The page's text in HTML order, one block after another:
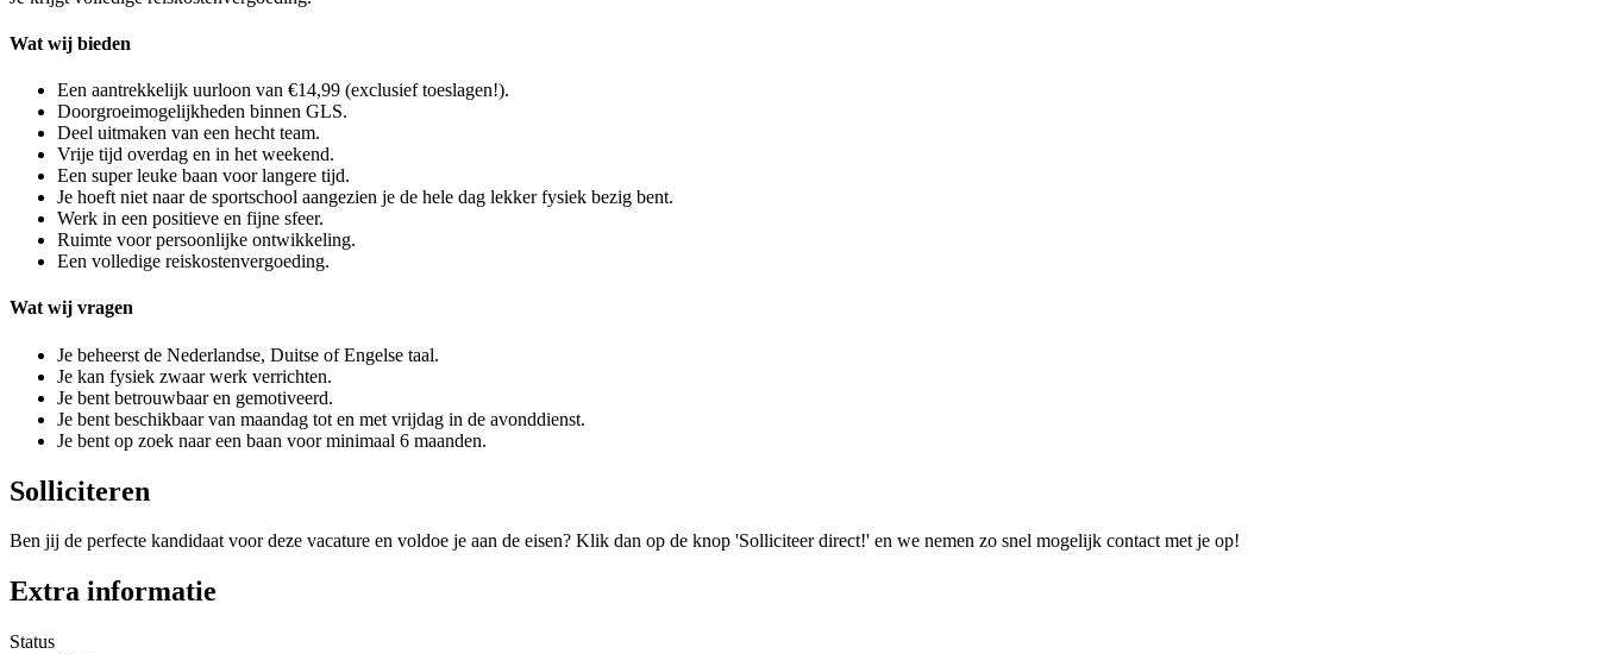
Wat wij bieden
Een aantrekkelijk uurloon van €14,99 (exclusief toeslagen!).
Doorgroeimogelijkheden binnen GLS.
Deel uitmaken van een hecht team.
Vrije tijd overdag en in het weekend.
Een super leuke baan voor langere tijd.
Je hoeft niet naar de sportschool aangezien je de hele dag lekker fysiek bezig bent.
Werk in een positieve en fijne sfeer.
Ruimte voor persoonlijke ontwikkeling.
Een volledige reiskostenvergoeding.
Wat wij vragen
Je beheerst de Nederlandse, Duitse of Engelse taal.
Je kan fysiek zwaar werk verrichten.
Je bent betrouwbaar en gemotiveerd.
Je bent beschikbaar van maandag tot en met vrijdag in de avonddienst.
Je bent op zoek naar een baan voor minimaal 6 maanden.
Solliciteren
Ben jij de perfecte kandidaat voor deze vacature en voldoe je aan de eisen? Klik dan op de knop 'Solliciteer direct!' en we nemen zo snel mogelijk contact met je op!
Extra informatie
Status